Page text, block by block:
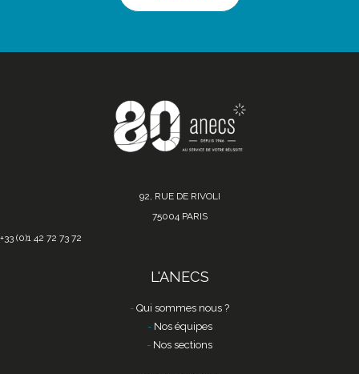
92, RUE DE RIVOLI
75004 PARIS
+33 (0)1 42 72 73 72
L'ANECS
Qui sommes nous ?
Nos équipes
Nos sections